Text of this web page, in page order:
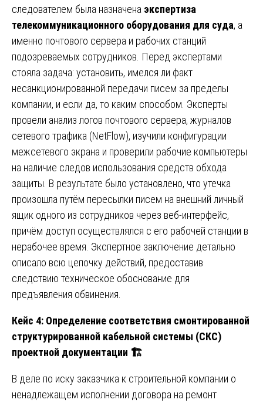
следователем была назначена экспертиза
телекоммуникационного оборудования для суда, а
именно почтового сервера и рабочих станций
подозреваемых сотрудников. Перед экспертами
стояла задача: установить, имелся ли факт
несанкционированной передачи писем за пределы
компании, и если да, то каким способом. Эксперты
провели анализ логов почтового сервера, журналов
сетевого трафика (NetFlow), изучили конфигурации
межсетевого экрана и проверили рабочие компьютеры
на наличие следов использования средств обхода
защиты. В результате было установлено, что утечка
произошла путём пересылки писем на внешний личный
ящик одного из сотрудников через веб-интерфейс,
причём доступ осуществлялся с его рабочей станции в
нерабочее время. Экспертное заключение детально
описало всю цепочку действий, предоставив
следствию техническое обоснование для
предъявления обвинения.
Кейс 4: Определение соответствия смонтированной
структурированной кабельной системы (СКС)
проектной документации 🏗
В деле по иску заказчика к строительной компании о
ненадлежащем исполнении договора на ремонт